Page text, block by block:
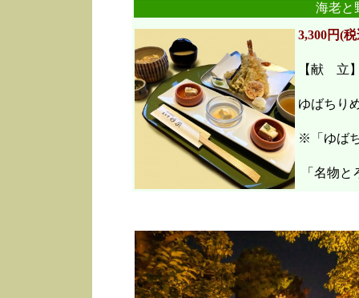
海老
3,300円(
【献 立
ゆばちり
※「ゆば
「名物と